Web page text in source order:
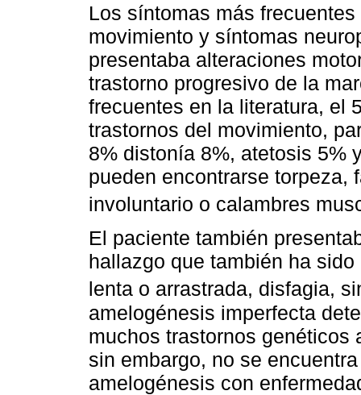
Los síntomas más
movimiento y síntomas
presentaba alteraciones
trastorno progresivo de la
frecuentes en la literatura, el
trastornos del movimiento,
8% distonía 8%, atetosis 5%
pueden encontrarse torpeza,
involuntario o calambres
El paciente también
hallazgo que también ha
lenta o arrastrada, disfagia,
amelogénesis imperfecta
muchos trastornos
sin embargo, no se
amelogénesis con